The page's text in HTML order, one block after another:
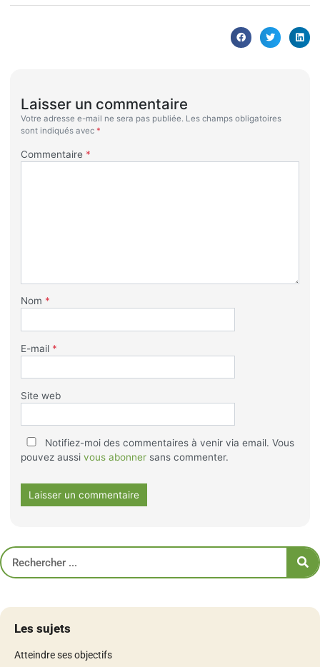
Laisser un commentaire
Votre adresse e-mail ne sera pas publiée. Les champs obligatoires
sont indiqués avec *
Commentaire *
Nom *
E-mail *
Site web
Notifiez-moi des commentaires à venir via email. Vous
pouvez aussi vous abonnersans commenter.
Les sujets
Atteindre ses objectifs